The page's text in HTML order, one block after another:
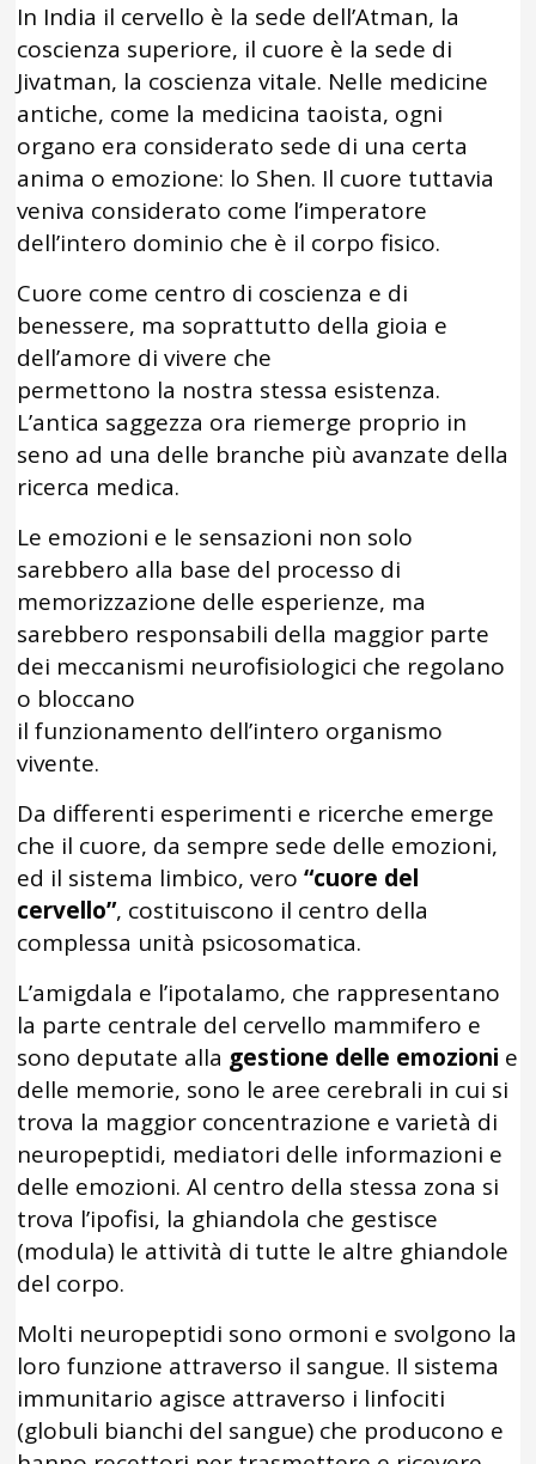
In India il cervello è la sede dell’Atman, la
coscienza superiore, il cuore è la sede di
Jivatman, la coscienza vitale. Nelle medicine
antiche, come la medicina taoista, ogni
organo era considerato sede di una certa
anima o emozione: lo Shen. Il cuore tuttavia
veniva considerato come l’imperatore
dell’intero dominio che è il corpo fisico.
Cuore come centro di coscienza e di
benessere, ma soprattutto della gioia e
dell’amore di vivere che
permettono la nostra stessa esistenza.
L’antica saggezza ora riemerge proprio in
seno ad una delle branche più avanzate della
ricerca medica.
Le emozioni e le sensazioni non solo
sarebbero alla base del processo di
memorizzazione delle esperienze, ma
sarebbero responsabili della maggior parte
dei meccanismi neurofisiologici che regolano
o bloccano
il funzionamento dell’intero organismo
vivente.
Da differenti esperimenti e ricerche emerge
che il cuore, da sempre sede delle emozioni,
ed il sistema limbico, vero“cuore del
cervello”, costituiscono il centro della
complessa unità psicosomatica.
L’amigdala e l’ipotalamo, che rappresentano
la parte centrale del cervello mammifero e
sono deputate alla gestione delle emozioni e
delle memorie, sono le aree cerebrali in cui si
trova la maggior concentrazione e varietà di
neuropeptidi, mediatori delle informazioni e
delle emozioni. Al centro della stessa zona si
trova l’ipofisi, la ghiandola che gestisce
(modula) le attività di tutte le altre ghiandole
del corpo.
Molti neuropeptidi sono ormoni e svolgono la
loro funzione attraverso il sangue. Il sistema
immunitario agisce attraverso i linfociti
(globuli bianchi del sangue) che producono e